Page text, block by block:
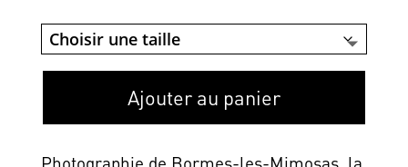
Ajouter au panier